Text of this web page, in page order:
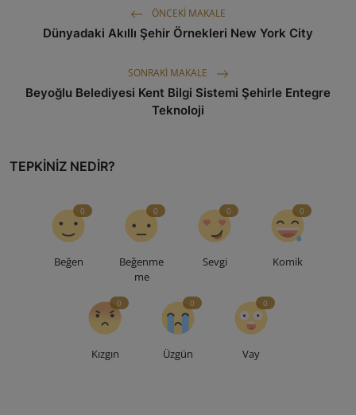
ÖNCEKI MAKALE
Dünyadaki Akıllı Şehir Örnekleri New York City
SONRAKI MAKALE
Beyoğlu Belediyesi Kent Bilgi Sistemi Şehirle Entegre
Teknoloji
TEPKINIZ NEDIR?
Beğen
0
Beğenme
me
0
Sevgi
0
Komik
0
Kızgın
0
Üzgün
0
Vay
0